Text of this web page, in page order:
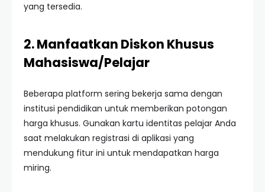
yang tersedia.
2. Manfaatkan Diskon Khusus
Mahasiswa/Pelajar
Beberapa platform sering bekerja sama dengan
institusi pendidikan untuk memberikan potongan
harga khusus. Gunakan kartu identitas pelajar Anda
saat melakukan registrasi di aplikasi yang
mendukung fitur ini untuk mendapatkan harga
miring.